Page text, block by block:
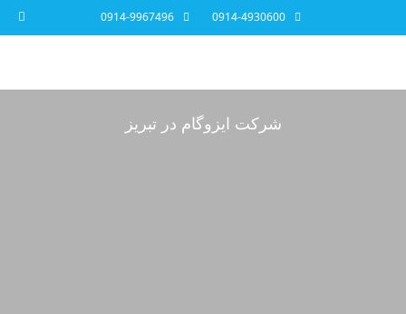
0914-4930600
0914-9967496
شرکت ایزوگام در تبریز